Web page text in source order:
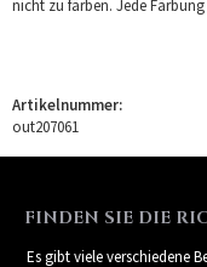
nicht zu färben. Jede
Artikelnummer:
out207061
FINDEN SIE DIE
Es gibt viele verschiedene